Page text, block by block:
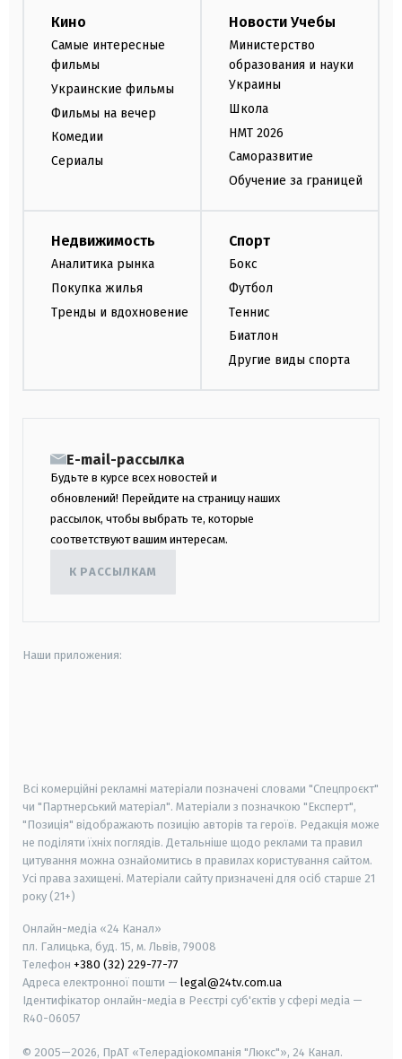
Кино
Самые интересные
фильмы
Украинские фильмы
Фильмы на вечер
Комедии
Сериалы
Новости Учебы
Министерство
образования и науки
Украины
Школа
НМТ 2026
Саморазвитие
Обучение за границей
Недвижимость
Аналитика рынка
Покупка жилья
Тренды и вдохновение
Спорт
Бокс
Футбол
Теннис
Биатлон
Другие виды спорта
E-mail-рассылка
Будьте в курсе всех новостей и
обновлений! Перейдите на страницу наших
рассылок, чтобы выбрать те, которые
соответствуют вашим интересам.
К РАССЫЛКАМ
Наши приложения:
Всі комерційні рекламні матеріали позначені словами "Спецпроєкт"
чи "Партнерський матеріал". Матеріали з позначкою "Експерт",
"Позиція" відображають позицію авторів та героїв. Редакція може
не поділяти їхніх поглядів. Детальніше щодо реклами та правил
цитування можна ознайомитись в правилах користування сайтом.
Усі права захищені. Матеріали сайту призначені для осіб старше 21
року (21+)
Онлайн-медіа «24 Канал»
пл. Галицька, буд. 15, м. Львів, 79008
Телефон +380 (32) 229-77-77
Адреса електронної пошти — legal@24tv.com.ua
Ідентифікатор онлайн-медіа в Реєстрі суб'єктів у сфері медіа —
R40-06057
© 2005—2026, ПрАТ «Телерадіокомпанія "Люкс"», 24 Канал.